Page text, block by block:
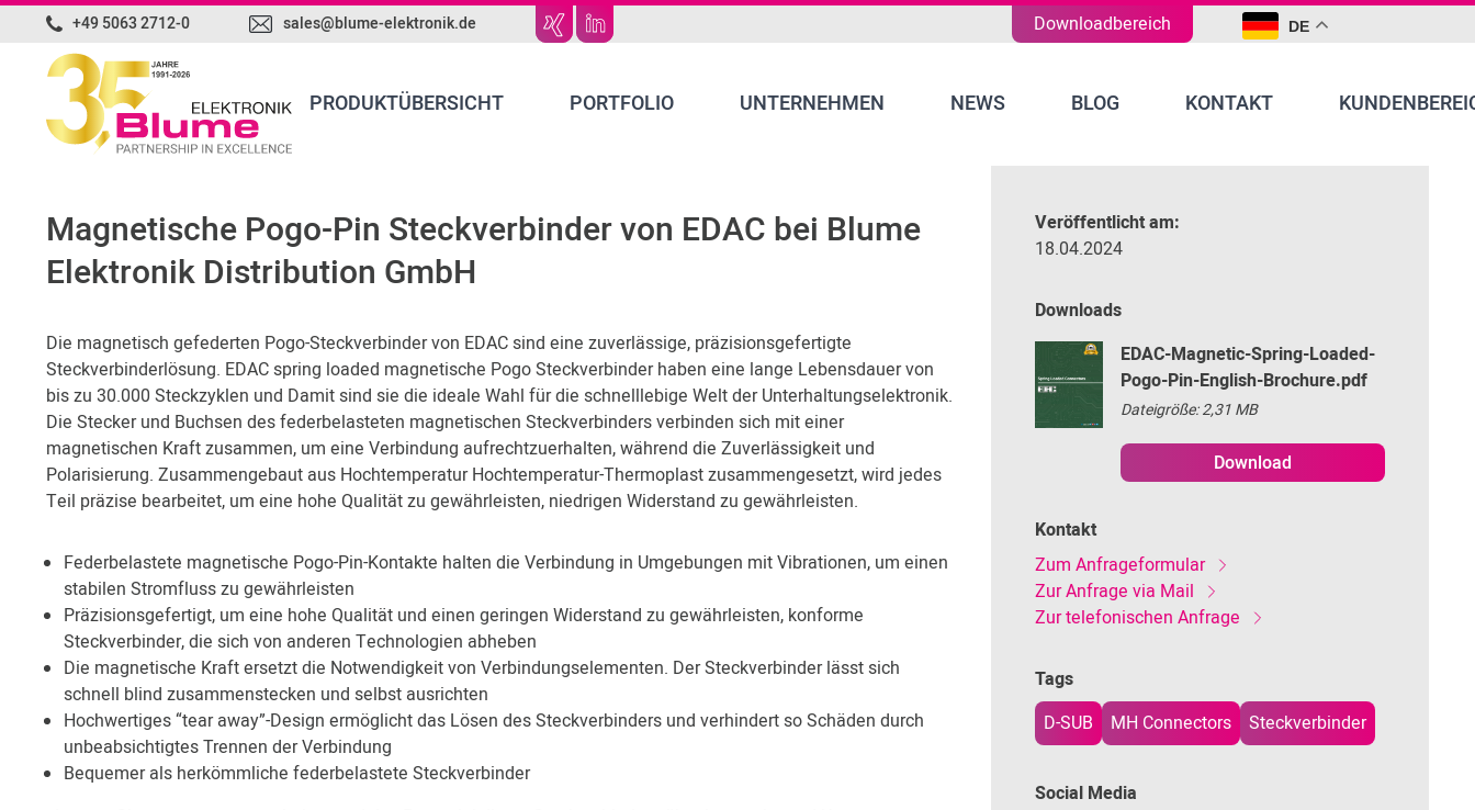
+49 5063 2712-0 sales@blume-elektronik.de Downloadbereich DE
PRODUKTÜBERSICHT PORTFOLIO UNTERNEHMEN NEWS BLOG KONTAKT
Magnetische Pogo-Pin Steckverbinder von EDAC bei Blume
Elektronik Distribution GmbH
Die magnetisch gefederten Pogo-Steckverbinder von EDAC sind eine zuverlässige, präzisionsgefertigte
Steckverbinderlösung. EDAC spring loaded magnetische Pogo Steckverbinder haben eine lange Lebensdauer von
bis zu 30.000 Steckzyklen und Damit sind sie die ideale Wahl für die schnelllebige Welt der Unterhaltungselektronik.
Die Stecker und Buchsen des federbelasteten magnetischen Steckverbinders verbinden sich mit einer
magnetischen Kraft zusammen, um eine Verbindung aufrechtzuerhalten, während die Zuverlässigkeit und
Polarisierung. Zusammengebaut aus Hochtemperatur Hochtemperatur-Thermoplast zusammengesetzt, wird jedes
Teil präzise bearbeitet, um eine hohe Qualität zu gewährleisten, niedrigen Widerstand zu gewährleisten.
Federbelastete magnetische Pogo-Pin-Kontakte halten die Verbindung in Umgebungen mit Vibrationen, um einen
stabilen Stromfluss zu gewährleisten
Präzisionsgefertigt, um eine hohe Qualität und einen geringen Widerstand zu gewährleisten, konforme
Steckverbinder, die sich von anderen Technologien abheben
Die magnetische Kraft ersetzt die Notwendigkeit von Verbindungselementen. Der Steckverbinder lässt sich
schnell blind zusammenstecken und selbst ausrichten
Hochwertiges “tear away”-Design ermöglicht das Lösen des Steckverbinders und verhindert so Schäden durch
unbeabsichtigtes Trennen der Verbindung
Bequemer als herkömmliche federbelastete Steckverbinder
Veröffentlicht am:
18.04.2024
Downloads
EDAC-Magnetic-Spring-Loaded-
Pogo-Pin-English-Brochure.pdf
Dateigröße: 2,31 MB
Download
Kontakt
Zum Anfrageformular
Zur Anfrage via Mail
Zur telefonischen Anfrage
Tags
D-SUB
MH Connectors Steckverbinder
Social Media